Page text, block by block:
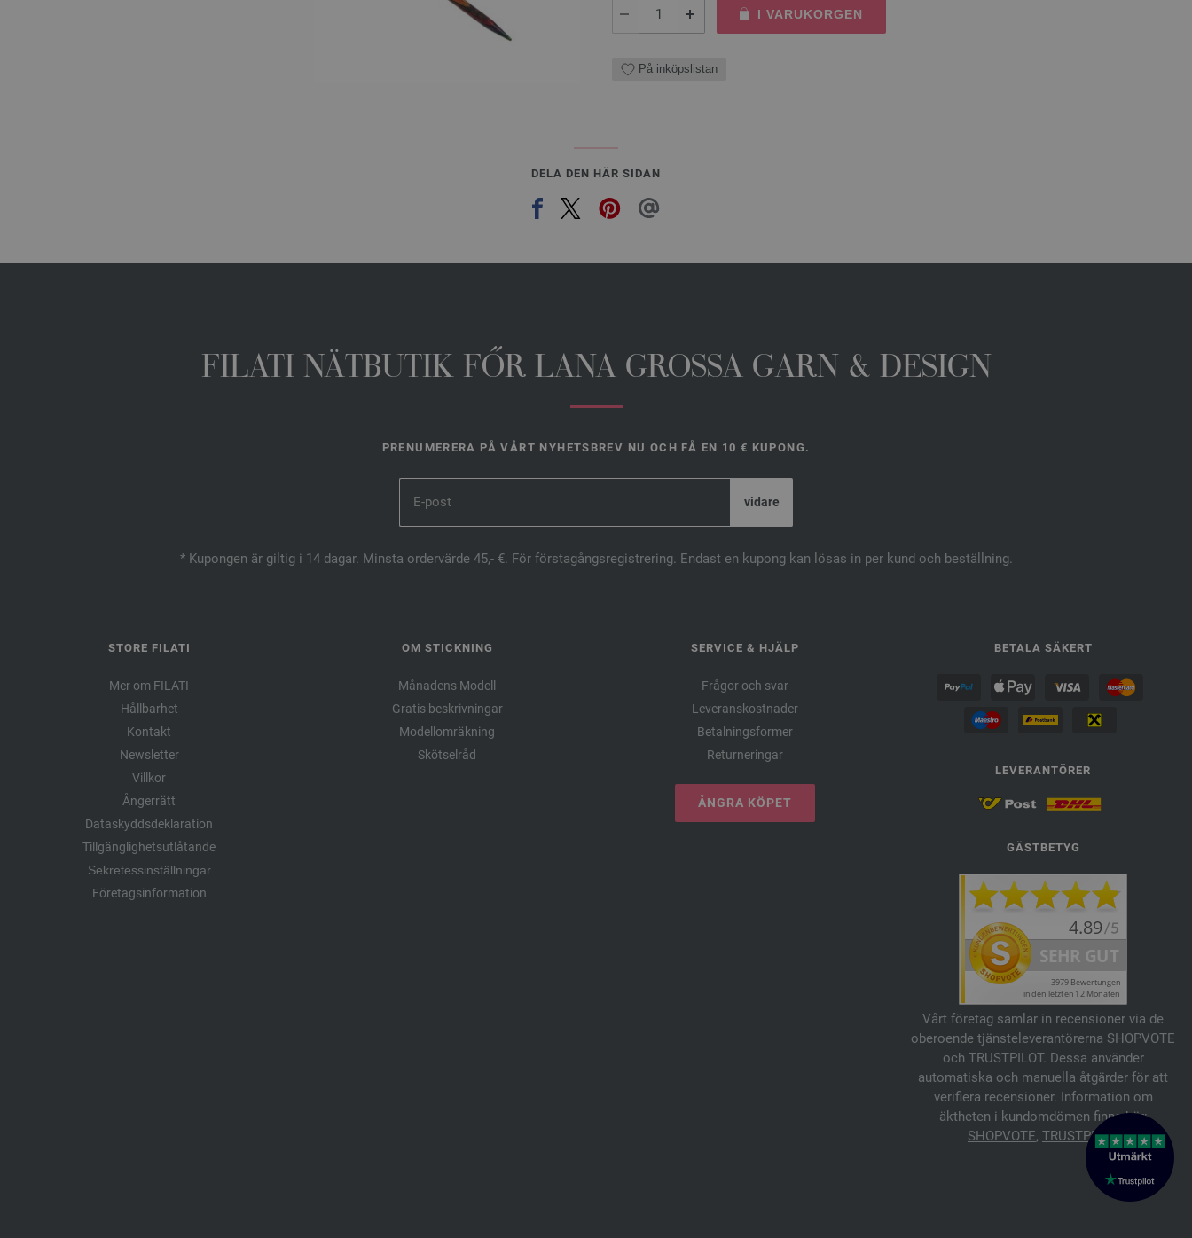
I VARUKORGEN
På inköpslistan
DELA DEN HÄR SIDAN
FILATI NÄTBUTIK FŐR LANA GROSSA GARN & DESIGN
PRENUMERERA PÅ VÅRT NYHETSBREV NU OCH FÅ EN 10 € KUPONG.
* Kupongen är giltig i 14 dagar. Minsta ordervärde 45,- €. För förstagångsregistrering. Endast en kupong kan lösas in per kund och beställning.
STORE FILATI
Mer om FILATI
Hållbarhet
Kontakt
Newsletter
Villkor
Ångerrätt
Dataskyddsdeklaration
Tillgänglighetsutlåtande
Sekretessinställningar
Företagsinformation
OM STICKNING
Månadens Modell
Gratis beskrivningar
Modellomräkning
Skötselråd
SERVICE & HJÄLP
Frågor och svar
Leveranskostnader
Betalningsformer
Returneringar
ÅNGRA KÖPET
BETALA SÄKERT
LEVERANTÖRER
GÄSTBETYG
Vårt företag samlar in recensioner via de
oberoende tjänsteleverantörerna SHOPVOTE
och TRUSTPILOT. Dessa använder
automatiska och manuella åtgärder för att
verifiera recensioner. Information om
äktheten i kundomdömen finns här:
SHOPVOTE, TRUSTPILOT